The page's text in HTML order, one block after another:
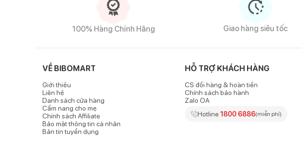
100% Hàng Chính Hãng Giao hàng siêu tốc
VỀ BIBOMART
Giới thiệu
Liên hệ
Danh sách cửa hàng
Cẩm nang cho mẹ
Chính sách Affiliate
Bảo mật thông tin cá nhân
Bản tin tuyển dụng
HỖ TRỢ KHÁCH HÀNG
CS đổi hàng & hoàn tiền
Chính sách bảo hành
Zalo OA
Hotline 1800 6886(miễn phí)